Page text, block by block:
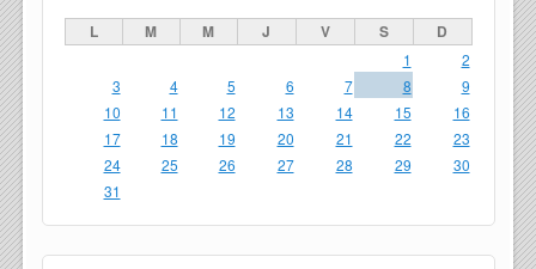
L M M J V S D
1
2
3
4 5 6 7 8
9
10
11 12 13 14 15
16
17
18 19 20 21 22
23
24
25 26 27 28 29
30
31